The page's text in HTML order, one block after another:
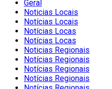
Geral
Noticias Locais
Notícias Locais
Notícias Locas
Notícias Locas
Noticias Regionais
Notícias Regionais
Notícias Regionais
Notícias Regionais